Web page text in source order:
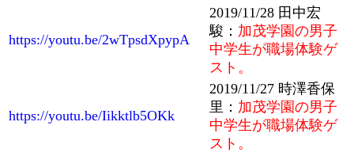
https://youtu.be/2wTpsdXpypA
2019/11/28 田中宏
駿： 加茂学園の男子
中学生が職場体験ゲ
スト。
https://youtu.be/Iikktlb5OKk
2019/11/27 時澤香保
里： 加茂学園の男子
中学生が職場体験ゲ
スト。